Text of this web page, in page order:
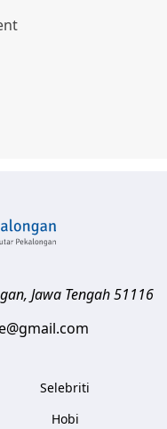
, Jawa Tengah51116
Selebriti
Hobi